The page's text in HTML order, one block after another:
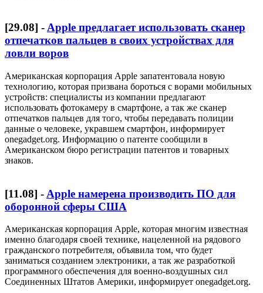
[29.08] - Apple предлагает использовать сканер
отпечатков пальцев в своих устройствах для
ловли воров
Американская корпорация Apple запатентовала новую
технологию, которая призвана бороться с ворами мобильных
устройств: специалисты из компании предлагают
использовать фотокамеру в смартфоне, а так же сканер
отпечатков пальцев для того, чтобы передавать полиции
данные о человеке, укравшем смартфон, информирует
onegadget.org. Информацию о патенте сообщили в
Американском бюро регистрации патентов и товарных
знаков.
[11.08] - Apple намерена производить ПО для
оборонной сферы США
Американская корпорация Apple, которая многим известная
именно благодаря своей технике, нацеленной на рядового
гражданского потребителя, объявила том, что будет
заниматься созданием электроники, а так же разработкой
программного обеспечения для военно-воздушных сил
Соединенных Штатов Америки, информирует onegadget.org.